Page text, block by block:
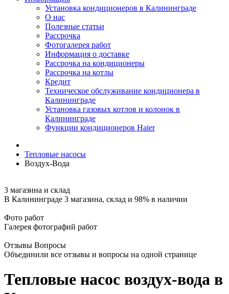
Установка кондиционеров в Калининграде
О нас
Полезные статьи
Рассрочка
Фотогалерея работ
Информация о доставке
Рассрочка на кондиционеры
Рассрочка на котлы
Кредит
Техническое обслуживание кондиционера в
Калининграде
Установка газовых котлов и колонок в
Калининграде
Функции кондиционеров Haier
Тепловые насосы
Воздух-Вода
3 магазина и склад
В Калининграде 3 магазина, склад и 98% в наличии
Фото работ
Галерея фотографий работ
Отзывы Вопросы
Объединили все отзывы и вопросы на одной странице
Тепловые насос воздух-вода в